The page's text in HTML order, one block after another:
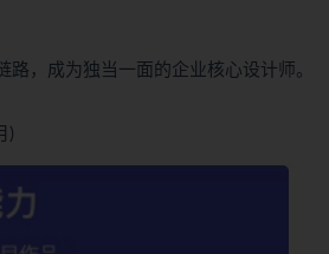
，成为独当一面的企业核心设计师。
)